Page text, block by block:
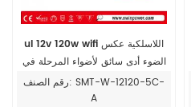
ul 12v 120w wifi اللاسلكية عكس
الضوء أدى سائق لأضواء المرحلة في
الهواء الطلقرقم الصنف: SMT-W-12120-5C-
A